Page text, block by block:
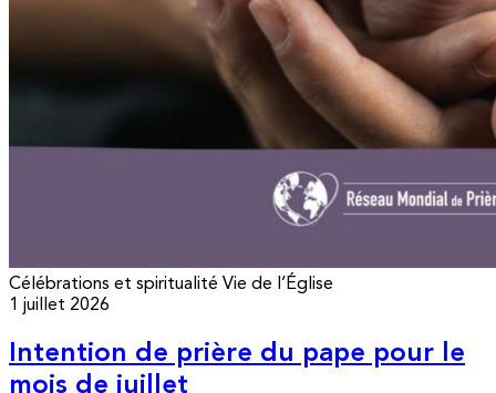
Célébrations et spiritualité Vie de l’Église
1 juillet 2026
Intention de prière du pape pour le
mois de juillet